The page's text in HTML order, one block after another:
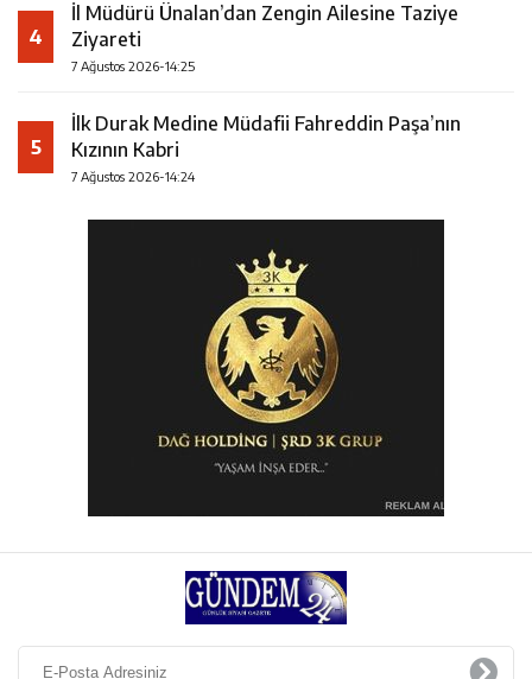
4
İl Müdürü Ünalan’dan Zengin Ailesine Taziye
Ziyareti
7 Ağustos 2026-14:25
5
İlk Durak Medine Müdafii Fahreddin Paşa’nın
Kızının Kabri
7 Ağustos 2026-14:24